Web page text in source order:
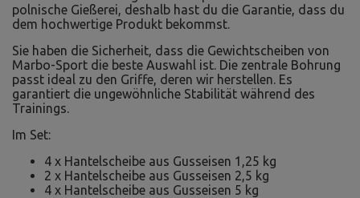
polnische Gießerei, deshalb hast du die Garantie, dass du
dem hochwertige Produkt bekommst.
Sie haben die Sicherheit, dass die Gewichtscheiben von
Marbo-Sport die beste Auswahl ist. Die zentrale Bohrung
passt ideal zu den Griffe, deren wir herstellen. Es
garantiert die ungewöhnliche Stabilität während des
Trainings.
Im Set:
4 x Hantelscheibe aus Gusseisen 1,25 kg
2 x Hantelscheibe aus Gusseisen 2,5 kg
4 x Hantelscheibe aus Gusseisen 5 kg